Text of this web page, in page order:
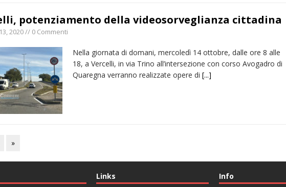
potenziamento della videosorveglianza cittadina
2020 // 0 Commenti
Nella giornata di domani, mercoledì 14 ottobre, dalle ore 8 alle
18, a Vercelli, in via Trino all’intersezione con corso Avogadro di
Quaregna verranno realizzate opere di [...]
»
Links Info